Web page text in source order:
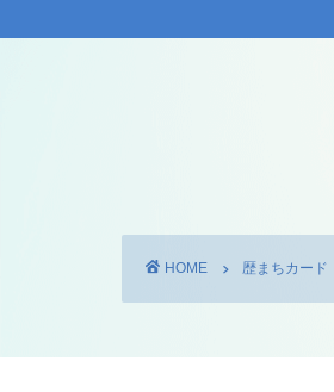
HOME 歴まちカード